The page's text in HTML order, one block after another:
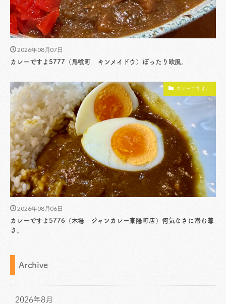
2026年08月07日
カレーですよ5777（馬喰町 キンメイドウ）ぽったり欧風。
カレーですよ。
2026年08月06日
カレーですよ5776（木場 ジャンカレー東陽町店）何気なさに潜む尊
さ。
Archive
2026年8月